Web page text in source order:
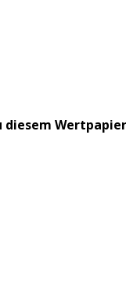
Wertpapier